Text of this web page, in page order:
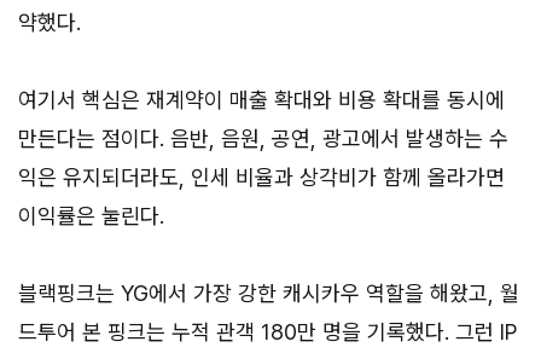
약했다.
여기서 핵심은 재계약이 매출 확대와 비용 확대를 동시에
만든다는 점이다. 음반, 음원, 공연, 광고에서 발생하는 수
익은 유지되더라도, 인세 비율과 상각비가 함께 올라가면
이익률은 눌린다.
블랙핑크는 YG에서 가장 강한 캐시카우 역할을 해왔고, 월
드투어 본 핑크는 누적 관객 180만 명을 기록했다. 그런 IP